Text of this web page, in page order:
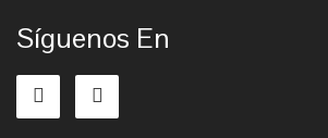
Síguenos En